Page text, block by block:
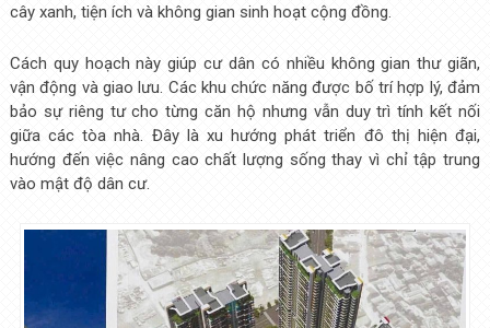
cây xanh, tiện ích và không gian sinh hoạt cộng đồng.
Cách quy hoạch này giúp cư dân có nhiều không gian thư giãn,
vận động và giao lưu. Các khu chức năng được bố trí hợp lý, đảm
bảo sự riêng tư cho từng căn hộ nhưng vẫn duy trì tính kết nối
giữa các tòa nhà. Đây là xu hướng phát triển đô thị hiện đại,
hướng đến việc nâng cao chất lượng sống thay vì chỉ tập trung
vào mật độ dân cư.